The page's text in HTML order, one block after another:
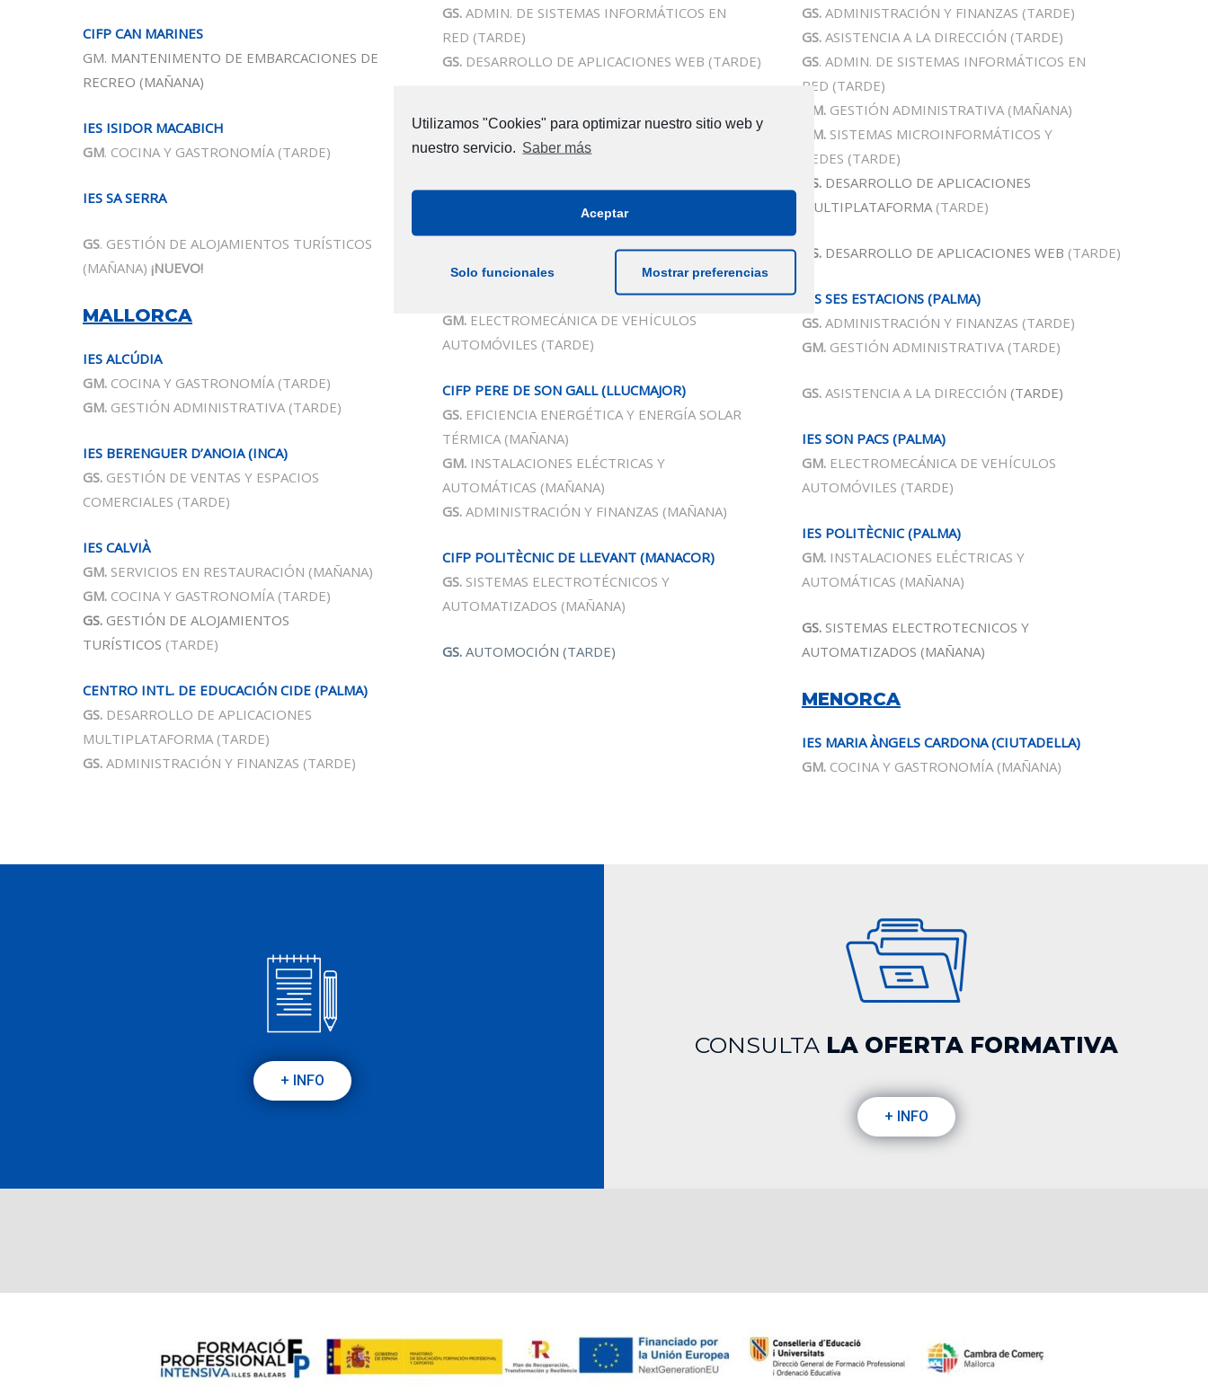
CIFP CAN MARINES
GM. MANTENIMENTO DE EMBARCACIONES DE
RECREO (MAÑANA)
IES ISIDOR MACABICH
GM. COCINA Y GASTRONOMÍA (TARDE)
IES SA SERRA
GS. GESTIÓN DE ALOJAMIENTOS TURÍSTICOS
(MAÑANA) ¡NUEVO!
MALLORCA
IES ALCÚDIA
GM. COCINA Y GASTRONOMÍA (TARDE)
GM. GESTIÓN ADMINISTRATIVA (TARDE)
IES BERENGUER D’ANOIA (INCA)
GS. GESTIÓN DE VENTAS Y ESPACIOS
COMERCIALES (TARDE)
IES CALVIÀ
GM. SERVICIOS EN RESTAURACIÓN (MAÑANA)
GM. COCINA Y GASTRONOMÍA (TARDE)
GS. GESTIÓN DE ALOJAMIENTOS
TURÍSTICOS (TARDE)
CENTRO INTL. DE EDUCACIÓN CIDE (PALMA)
GS. DESARROLLO DE APLICACIONES
MULTIPLATAFORMA (TARDE)
GS. ADMINISTRACIÓN Y FINANZAS (TARDE)
GS.ADMIN. DE SISTEMAS INFORMÁTICOS EN
RED (TARDE)
GS.DESARROLLO DE APLICACIONES WEB (TARDE)
GM.COCINA Y GASTRONOMÍA (MAÑANA)
GS. AUTOMOCIÓN (TARDE)
MANTENIMENTO DE EMBARCACIONES DE
CIFP PAU CASESNOVES (INCA)
GM.ELECTROMECÁNICA DE VEHÍCULOS
AUTOMÓVILES (TARDE)
CIFP PERE DE SON GALL (LLUCMAJOR)
GS.EFICIENCIA ENERGÉTICA Y ENERGÍA SOLAR
TÉRMICA (MAÑANA)
GM.INSTALACIONES ELÉCTRICAS Y
AUTOMÁTICAS (MAÑANA)
GS.ADMINISTRACIÓN Y FINANZAS (MAÑANA)
CIFP POLITÈCNIC DE LLEVANT(MANACOR)
GS.SISTEMAS ELECTROTÉCNICOS Y
AUTOMATIZADOS (MAÑANA)
GS. AUTOMOCIÓN (TARDE)
GS. ADMINISTRACIÓN Y FINANZAS (TARDE)
GS.ASISTENCIA A LA DIRECCIÓN (TARDE)
GS. ADMIN. DE SISTEMAS INFORMÁTICOS EN
RED (TARDE)
GM.GESTIÓN ADMINISTRATIVA (MAÑANA)
GM.SISTEMAS MICROINFORMÁTICOS Y
REDES (TARDE)
GS. DESARROLLO DE APLICACIONES
MULTIPLATAFORMA (TARDE)
GS. DESARROLLO DE APLICACIONES WEB (TARDE)
IES SES ESTACIONS (PALMA)
GS.ADMINISTRACIÓN Y FINANZAS (TARDE)
GM. GESTIÓN ADMINISTRATIVA (TARDE)
GS. ASISTENCIA A LA DIRECCIÓN (TARDE)
IES SON PACS(PALMA)
GM.ELECTROMECÁNICA DE VEHÍCULOS
AUTOMÓVILES (TARDE)
IES POLITÈCNIC (PALMA)
GM. INSTALACIONES ELÉCTRICAS Y
AUTOMÁTICAS (MAÑANA)
GS.SISTEMAS ELECTROTECNICOS Y
AUTOMATIZADOS (MAÑANA)
MENORCA
IES MARIA ÀNGELS CARDONA (CIUTADELLA)
GM.COCINA Y GASTRONOMÍA (MAÑANA)
+ INFO
CONSULTA LA OFERTA FORMATIVA
+ INFO
Utilizamos "Cookies" para optimizar nuestro sitio web y
nuestro servicio. Saber más
Aceptar
Solo funcionales Mostrar preferencias